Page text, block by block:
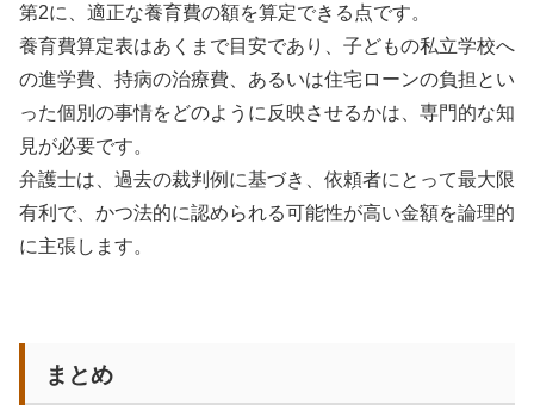
第2に、適正な養育費の額を算定できる点です。
養育費算定表はあくまで目安であり、子どもの私立学校へ
の進学費、持病の治療費、あるいは住宅ローンの負担とい
った個別の事情をどのように反映させるかは、専門的な知
見が必要です。
弁護士は、過去の裁判例に基づき、依頼者にとって最大限
有利で、かつ法的に認められる可能性が高い金額を論理的
に主張します。
まとめ